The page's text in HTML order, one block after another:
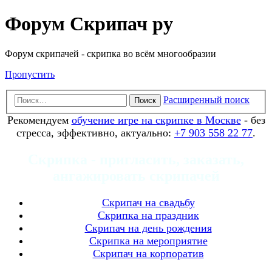
Форум Скрипач ру
Форум скрипачей - скрипка во всём многообразии
Пропустить
Поиск Расширенный поиск
Рекомендуем обучение игре на скрипке в Москве- без
стресса, эффективно, актуально: +7 903 558 22 77.
Скрипач на свадьбу
Скрипка на праздник
Скрипач на день рождения
Скрипка на мероприятие
Скрипач на корпоратив